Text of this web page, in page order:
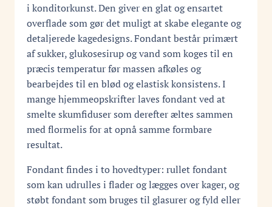
i konditorkunst. Den giver en glat og ensartet
overflade som gør det muligt at skabe elegante og
detaljerede kagedesigns. Fondant består primært
af sukker, glukosesirup og vand som koges til en
præcis temperatur før massen afkøles og
bearbejdes til en blød og elastisk konsistens. I
mange hjemmeopskrifter laves fondant ved at
smelte skumfiduser som derefter æltes sammen
med flormelis for at opnå samme formbare
resultat.
Fondant findes i to hovedtyper: rullet fondant
som kan udrulles i flader og lægges over kager, og
støbt fondant som bruges til glasurer og fyld eller